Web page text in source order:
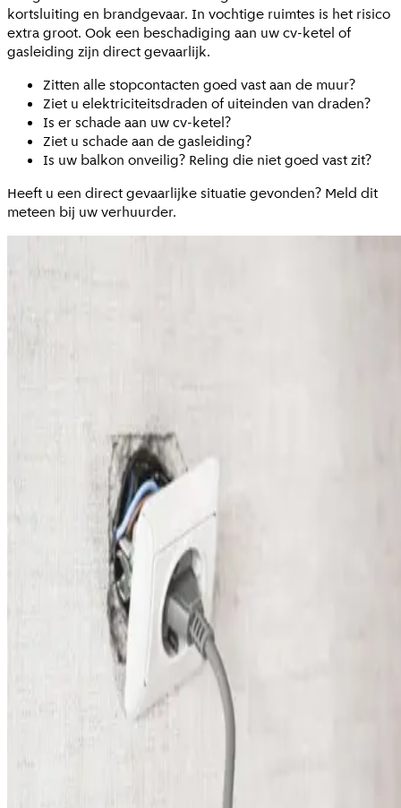
kortsluiting en brandgevaar. In vochtige ruimtes is het risico
extra groot. Ook een beschadiging aan uw cv-ketel of
gasleiding zijn direct gevaarlijk.
Zitten alle stopcontacten goed vast aan de muur?
Ziet u elektriciteitsdraden of uiteinden van draden?
Is er schade aan uw cv-ketel?
Ziet u schade aan de gasleiding?
Is uw balkon onveilig? Reling die niet goed vast zit?
Heeft u een direct gevaarlijke situatie gevonden? Meld dit
meteen bij uw verhuurder.